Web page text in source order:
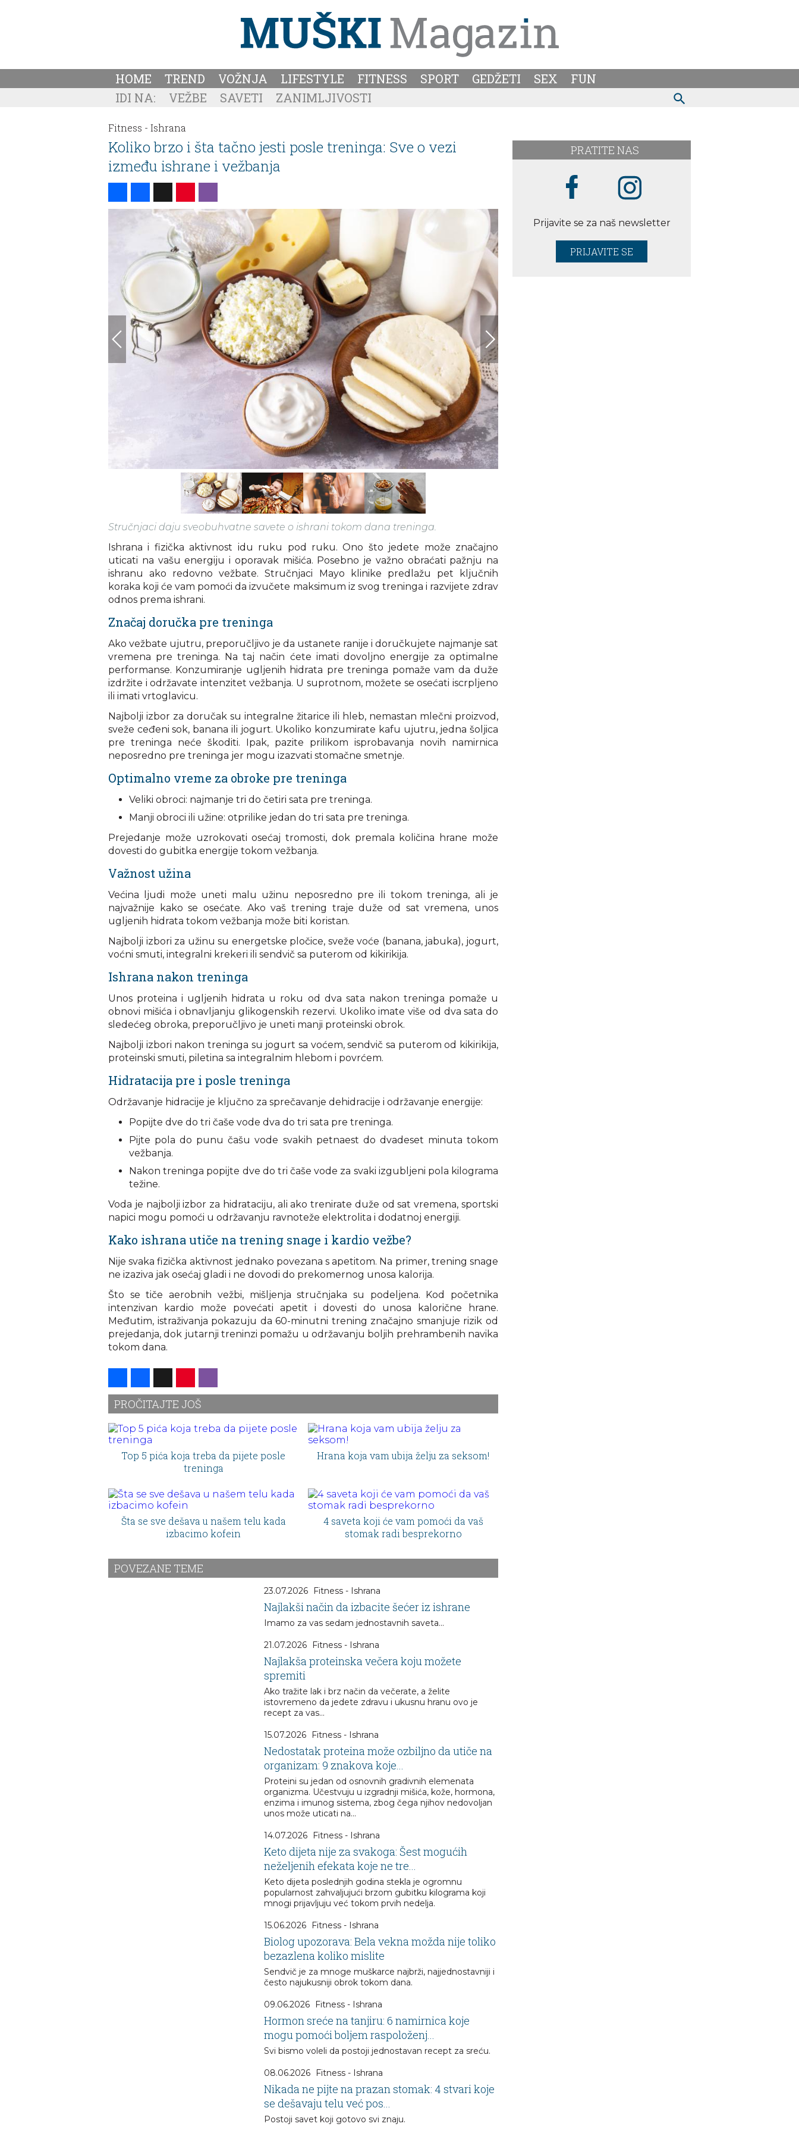
HOME TREND VOŽNJA LIFESTYLE FITNESS SPORT GEDŽETI SEX
FUN
IDI NA:
VEŽBE SAVETI ZANIMLJIVOSTI
Fitness - Ishrana
Koliko brzo i šta tačno jesti posle treninga: Sve o vezi
između ishrane i vežbanja
Stručnjaci daju sveobuhvatne savete o ishrani tokom dana treninga.
Ishrana i fizička aktivnost idu ruku pod ruku. Ono što jedete može značajno
uticati na vašu energiju i oporavak mišića. Posebno je važno obraćati pažnju na
ishranu ako redovno vežbate. Stručnjaci Mayo klinike predlažu pet ključnih
koraka koji će vam pomoći da izvučete maksimum iz svog treninga i razvijete zdrav
odnos prema ishrani.
Značaj doručka pre treninga
Ako vežbate ujutru, preporučljivo je da ustanete ranije i doručkujete najmanje sat
vremena pre treninga. Na taj način ćete imati dovoljno energije za optimalne
performanse. Konzumiranje ugljenih hidrata pre treninga pomaže vam da duže
izdržite i održavate intenzitet vežbanja. U suprotnom, možete se osećati iscrpljeno
ili imati vrtoglavicu.
Najbolji izbor za doručak su integralne žitarice ili hleb, nemastan mlečni proizvod,
sveže ceđeni sok, banana ili jogurt. Ukoliko konzumirate kafu ujutru, jedna šoljica
pre treninga neće škoditi. Ipak, pazite prilikom isprobavanja novih namirnica
neposredno pre treninga jer mogu izazvati stomačne smetnje.
Optimalno vreme za obroke pre treninga
Veliki obroci: najmanje tri do četiri sata pre treninga.
Manji obroci ili užine: otprilike jedan do tri sata pre treninga.
Prejedanje može uzrokovati osećaj tromosti, dok premala količina hrane može
dovesti do gubitka energije tokom vežbanja.
Važnost užina
Većina ljudi može uneti malu užinu neposredno pre ili tokom treninga, ali je
najvažnije kako se osećate. Ako vaš trening traje duže od sat vremena, unos
ugljenih hidrata tokom vežbanja može biti koristan.
Najbolji izbori za užinu su energetske pločice, sveže voće (banana, jabuka), jogurt,
voćni smuti, integralni krekeri ili sendvič sa puterom od kikirikija.
Ishrana nakon treninga
Unos proteina i ugljenih hidrata u roku od dva sata nakon treninga pomaže u
obnovi mišića i obnavljanju glikogenskih rezervi. Ukoliko imate više od dva sata do
sledećeg obroka, preporučljivo je uneti manji proteinski obrok.
Najbolji izbori nakon treninga su jogurt sa voćem, sendvič sa puterom od kikirikija,
proteinski smuti, piletina sa integralnim hlebom i povrćem.
Hidratacija pre i posle treninga
Održavanje hidracije je ključno za sprečavanje dehidracije i održavanje energije:
Popijte dve do tri čaše vode dva do tri sata pre treninga.
Pijte pola do punu čašu vode svakih petnaest do dvadeset minuta tokom
vežbanja.
Nakon treninga popijte dve do tri čaše vode za svaki izgubljeni pola kilograma
težine.
Voda je najbolji izbor za hidrataciju, ali ako trenirate duže od sat vremena, sportski
napici mogu pomoći u održavanju ravnoteže elektrolita i dodatnoj energiji.
Kako ishrana utiče na trening snage i kardio vežbe?
Nije svaka fizička aktivnost jednako povezana s apetitom. Na primer, trening snage
ne izaziva jak osećaj gladi i ne dovodi do prekomernog unosa kalorija.
Što se tiče aerobnih vežbi, mišljenja stručnjaka su podeljena. Kod početnika
intenzivan kardio može povećati apetit i dovesti do unosa kalorične hrane.
Međutim, istraživanja pokazuju da 60-minutni trening značajno smanjuje rizik od
prejedanja, dok jutarnji treninzi pomažu u održavanju boljih prehrambenih navika
tokom dana.
PROČITAJTE JOŠ
Top 5 pića koja treba da pijete posle
treninga
Hrana koja vam ubija želju za seksom!
Šta se sve dešava u našem telu kada
izbacimo kofein
4 saveta koji će vam pomoći da vaš
stomak radi besprekorno
POVEZANE TEME
23.07.2026 Fitness - Ishrana
Najlakši način da izbacite šećer iz ishrane
Imamo za vas sedam jednostavnih saveta...
21.07.2026 Fitness - Ishrana
Najlakša proteinska večera koju možete
spremiti
Ako tražite lak i brz način da večerate, a želite
istovremeno da jedete zdravu i ukusnu hranu ovo je
recept za vas...
15.07.2026 Fitness - Ishrana
Nedostatak proteina može ozbiljno da utiče na
organizam: 9 znakova koje...
Proteini su jedan od osnovnih gradivnih elemenata
organizma. Učestvuju u izgradnji mišića, kože, hormona,
enzima i imunog sistema, zbog čega njihov nedovoljan
unos može uticati na...
14.07.2026 Fitness - Ishrana
Keto dijeta nije za svakoga: Šest mogućih
neželjenih efekata koje ne tre...
Keto dijeta poslednjih godina stekla je ogromnu
popularnost zahvaljujući brzom gubitku kilograma koji
mnogi prijavljuju već tokom prvih nedelja.
15.06.2026 Fitness - Ishrana
Biolog upozorava: Bela vekna možda nije toliko
bezazlena koliko mislite
Sendvič je za mnoge muškarce najbrži, najjednostavniji i
često najukusniji obrok tokom dana.
09.06.2026 Fitness - Ishrana
Hormon sreće na tanjiru: 6 namirnica koje
mogu pomoći boljem raspoloženj...
Svi bismo voleli da postoji jednostavan recept za sreću.
08.06.2026 Fitness - Ishrana
Nikada ne pijte na prazan stomak: 4 stvari koje
se dešavaju telu već pos...
Postoji savet koji gotovo svi znaju.
PRATITE NAS
Prijavite se za naš newsletter
PRIJAVITE SE